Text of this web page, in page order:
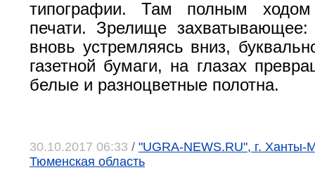
типографии. Там полным
печати. Зрелище
вновь устремляясь вниз,
газетной бумаги, на глазах
белые и разноцветные полотна.
30.10.2017 06:33 / "UGRA-NEWS.RU", г. Ханты-
Тюменская область